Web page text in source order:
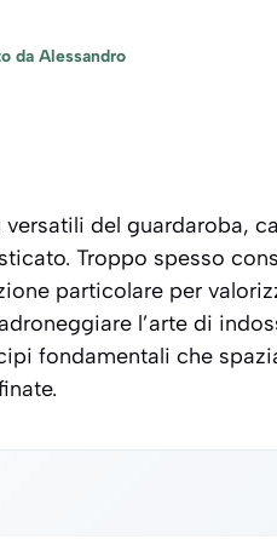
da Alessandro
del guardaroba,
Troppo spesso
particolare per
l’arte di
fondamentali che